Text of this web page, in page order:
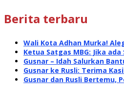
Berita terbaru
Wali Kota Adhan Murka!
Ketua Satgas MBG: Jika
Gusnar – Idah Salurkan
Gusnar ke Rusli: Terima
Gusnar dan Rusli Bertemu,